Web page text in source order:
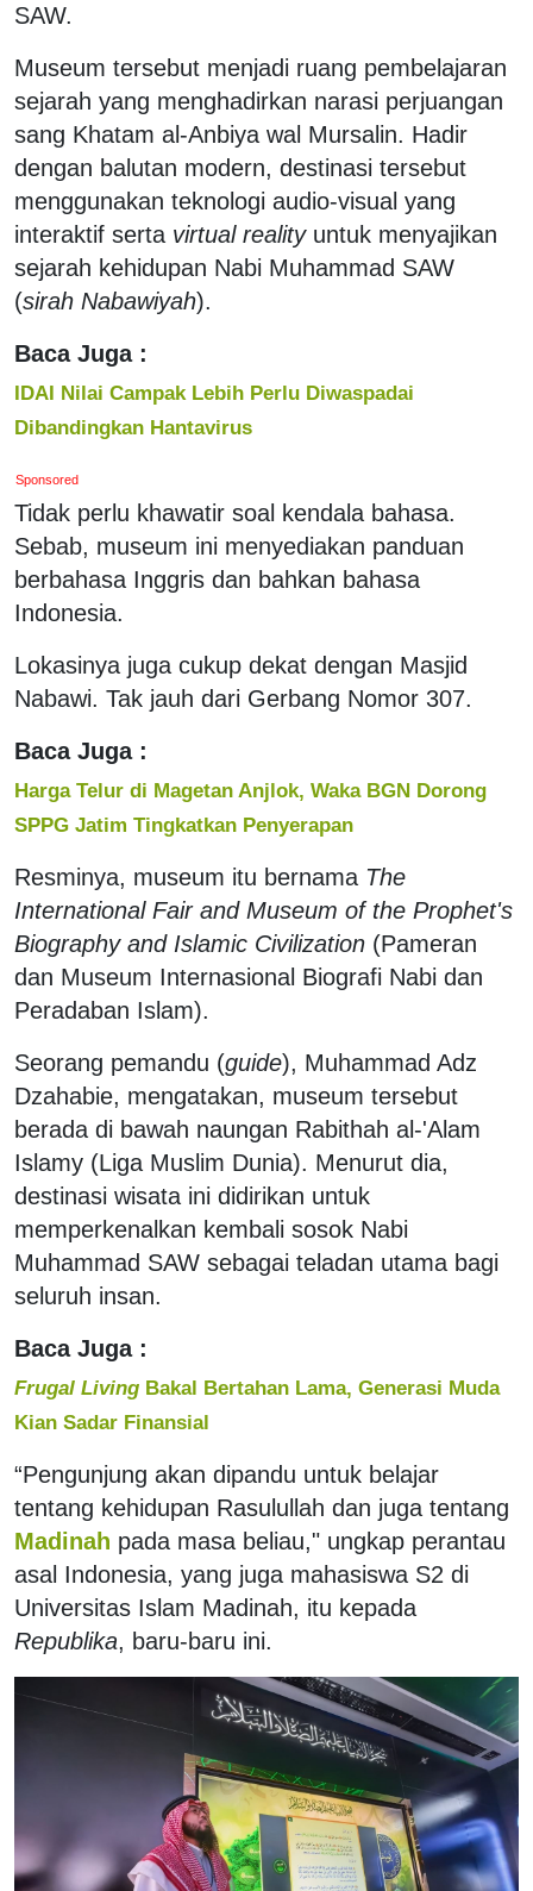
SAW.
Museum tersebut menjadi ruang pembelajaran
sejarah yang menghadirkan narasi perjuangan
sang Khatam al-Anbiya wal Mursalin. Hadir
dengan balutan modern, destinasi tersebut
menggunakan teknologi audio-visual yang
interaktif serta virtual realityuntuk menyajikan
sejarah kehidupan Nabi Muhammad SAW
(sirah Nabawiyah).
Baca Juga :
IDAI Nilai Campak Lebih Perlu Diwaspadai
Dibandingkan Hantavirus
Sponsored
Tidak perlu khawatir soal kendala bahasa.
Sebab, museum ini menyediakan panduan
berbahasa Inggris dan bahkan bahasa
Indonesia.
Lokasinya juga cukup dekat dengan Masjid
Nabawi. Tak jauh dari Gerbang Nomor 307.
Baca Juga :
Harga Telur di Magetan Anjlok, Waka BGN Dorong
SPPG Jatim Tingkatkan Penyerapan
Resminya, museum itu bernama The
International Fair and Museum of the Prophet's
Biography and Islamic Civilization (Pameran
dan Museum Internasional Biografi Nabi dan
Peradaban Islam).
Seorang pemandu (guide), Muhammad Adz
Dzahabie, mengatakan, museum tersebut
berada di bawah naungan Rabithah al-'Alam
Islamy (Liga Muslim Dunia). Menurut dia,
destinasi wisata ini didirikan untuk
memperkenalkan kembali sosok Nabi
Muhammad SAW sebagai teladan utama bagi
seluruh insan.
Baca Juga :
Frugal Living Bakal Bertahan Lama, Generasi Muda
Kian Sadar Finansial
“Pengunjung akan dipandu untuk belajar
tentang kehidupan Rasulullah dan juga tentang
Madinah pada masa beliau," ungkap perantau
asal Indonesia, yang juga mahasiswa S2 di
Universitas Islam Madinah, itu kepada
Republika, baru-baru ini.